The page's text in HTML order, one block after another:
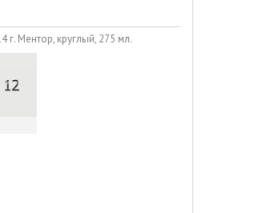
Ментор, круглый, 275 мл.